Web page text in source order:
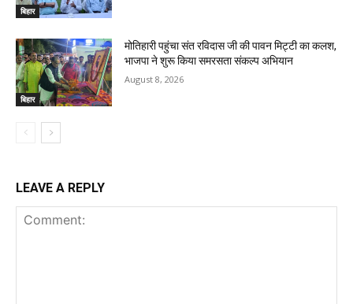
बिहार
बिहार
मोतिहारी पहुंचा संत रविदास जी की पावन मिट्टी का कलश,
भाजपा ने शुरू किया समरसता संकल्प अभियान
August 8, 2026
LEAVE A REPLY